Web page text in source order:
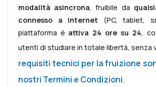
modalità asincrona, fruibile da
connesso a Internet (PC, tablet,
piattaforma è attiva 24 ore su 24,
utenti di studiare in totale libertà, senza
requisiti tecnici per la fruizione
nostri Termini e Condizioni.